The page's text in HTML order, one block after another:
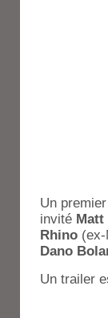
Un
invité Matt
Rhino
Dano
Un trailer